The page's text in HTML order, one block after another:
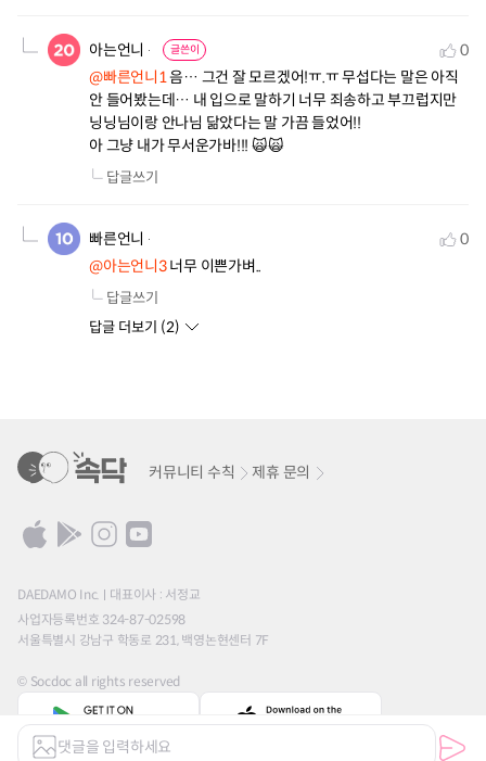
아는언니 글쓴이
0
@빠른언니1 음… 그건 잘 모르겠어!ㅠ.ㅠ 무섭다는 말은 아직
안 들어봤는데… 내 입으로 말하기 너무 죄송하고 부끄럽지만
닝닝님이랑 안나님 닮았다는 말 가끔 들었어!!
아 그냥 내가 무서운가바!!! 🙀🙀
답글쓰기
빠른언니
0
@아는언니3 너무 이쁜가벼..
답글쓰기
답글 더보기 (2)
커뮤니티 수칙 제휴 문의
DAEDAMO Inc.
대표이사 : 서정교
사업자등록번호 324-87-02598
서울특별시 강남구 학동로 231, 백영논현센터 7F
© Socdoc all rights reserved